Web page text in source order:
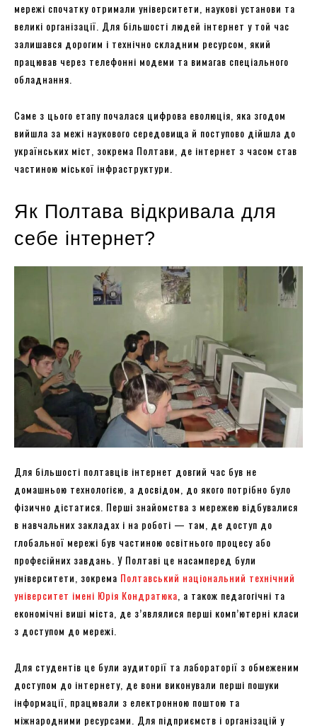
мережі спочатку отримали університети, наукові установи та
великі організації. Для більшості людей інтернет у той час
залишався дорогим і технічно складним ресурсом, який
працював через телефонні модеми та вимагав спеціального
обладнання.
Саме з цього етапу почалася цифрова еволюція, яка згодом
вийшла за межі наукового середовища й поступово дійшла до
українських міст, зокрема Полтави, де інтернет з часом став
частиною міської інфраструктури.
Як Полтава відкривала для
себе інтернет?
Для більшості полтавців інтернет довгий час був не
домашньою технологією, а досвідом, до якого потрібно було
фізично дістатися. Перші знайомства з мережею відбувалися
в навчальних закладах і на роботі — там, де доступ до
глобальної мережі був частиною освітнього процесу або
професійних завдань. У Полтаві це насамперед були
університети, зокрема Полтавський національний технічний
університет імені Юрія Кондратюка , а також педагогічні та
економічні виші міста, де з’являлися перші комп’ютерні класи
з доступом до мережі.
Для студентів це були аудиторії та лабораторії з обмеженим
доступом до інтернету, де вони виконували перші пошуки
інформації, працювали з електронною поштою та
міжнародними ресурсами. Для підприємств і організацій у